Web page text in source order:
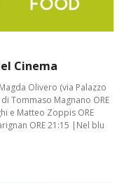
Cinema
Olivero (via Palazzo
Tommaso Magnano ORE
e Matteo Zoppis ORE
ORE 21:15 |Nel blu